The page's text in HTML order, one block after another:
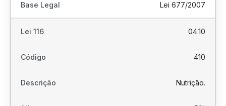
Lei 677/2007
04.10
410
Nutrição.